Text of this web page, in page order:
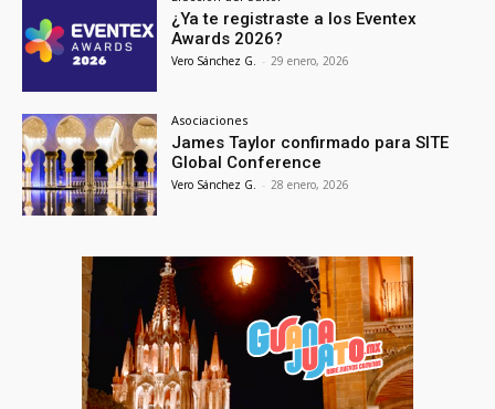
¿Ya te registraste a los Eventex
Awards 2026?
Vero Sánchez G. - 29 enero, 2026
Asociaciones
James Taylor confirmado para SITE
Global Conference
Vero Sánchez G. - 28 enero, 2026